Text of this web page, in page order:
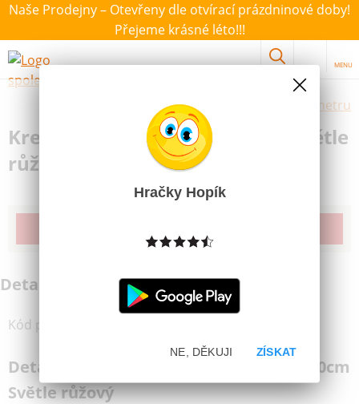
Naše Prodejny – Otevřeny dle otvírací prázdninové doby!
Přejeme krásné léto!!!
MENU
Výběr hraček dle zvoleného parametru
Krepový Papír č.11 50x200cm Světle
růžový
Detailní informace
Kód produktu
Detailní popis Krepový Papír č.11 50x200cm
Světle růžový
Hračky Hopík
ZÍSKAT
NE, DĚKUJI